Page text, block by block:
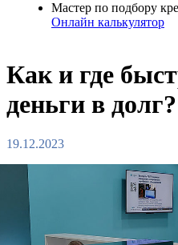
Мастер по подбору
Онлайн калькулятор
Как и где
деньги в долг?
19.12.2023